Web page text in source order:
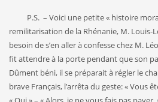
P.S. – Voici une petite « histoire
remilitarisation de la Rhénanie, M. Louis-
besoin de s’en aller à confesse chez M.
fit attendre à la porte pendant que son
Dûment béni, il se préparait à régler le
brave Français, l’arrêta du geste: « Vous